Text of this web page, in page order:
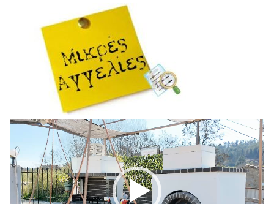
Πρόγραμμα
Αναπαραγωγής
Βίντεο